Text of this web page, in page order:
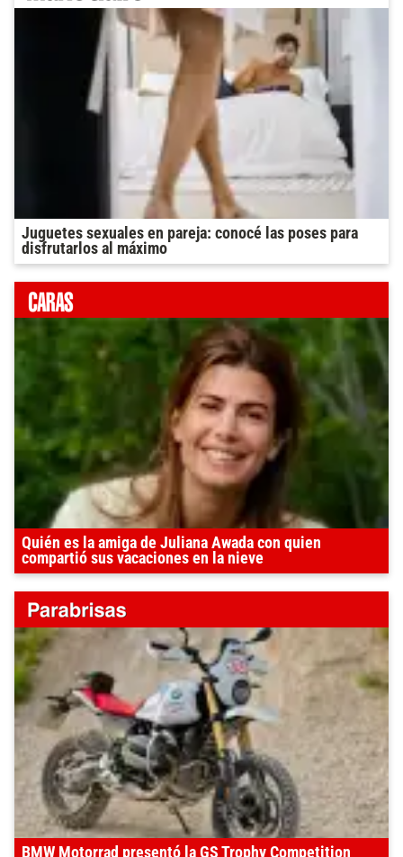
Juguetes sexuales en pareja: conocé las poses para
disfrutarlos al máximo
Quién es la amiga de Juliana Awada con quien
compartió sus vacaciones en la nieve
BMW Motorrad presentó la GS Trophy Competition